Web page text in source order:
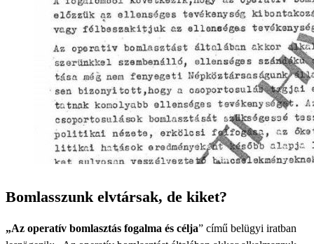
Bomlasszunk elvtársak, de kiket?
„Az operatív bomlasztás fogalma és célja” című belügyi iratban